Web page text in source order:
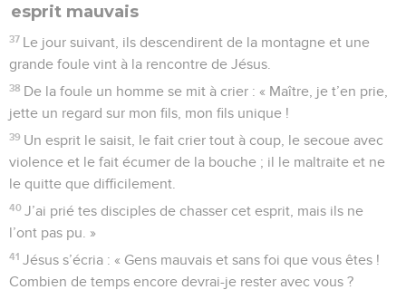
esprit mauvais
37 Le jour suivant, ils descendirent de la montagne et une
grande foule vint à la rencontre de Jésus.
38 De la foule un homme se mit à crier : « Maître, je t’en prie,
jette un regard sur mon fils, mon fils unique !
39 Un esprit le saisit, le fait crier tout à coup, le secoue avec
violence et le fait écumer de la bouche ; il le maltraite et ne
le quitte que difficilement.
40 J’ai prié tes disciples de chasser cet esprit, mais ils ne
l’ont pas pu. »
41 Jésus s’écria : « Gens mauvais et sans foi que vous êtes !
Combien de temps encore devrai-je rester avec vous ?